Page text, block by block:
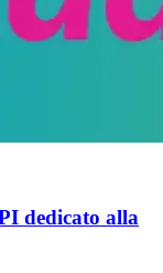
dedicato alla